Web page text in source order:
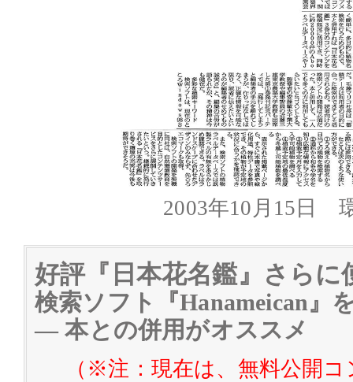
2003年10月15日
好評『日本花名鑑』さらに
検索ソフト『Hanameican』
― 本との併用がオススメ
（※注：現在は、無料公開